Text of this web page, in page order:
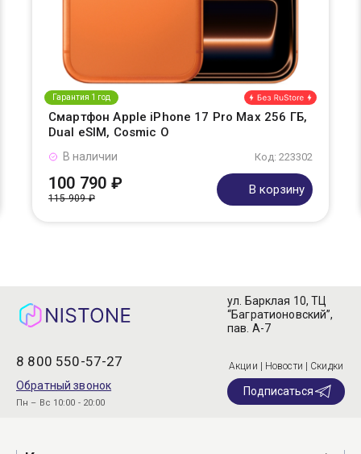
Гарантия 1 год
Смартфон Apple iPhone 17 Pro Max 256 ГБ,
Dual eSIM, Cosmic O
Код: 223302
В наличии
100 790 ₽
115 909 ₽
В корзину
8 800 550-57-27
Обратный звонок
Пн – Вс 10:00 - 20:00
ул. Барклая 10, ТЦ
“Багратионовский”,
пав. А-7
Акции | Новости | Скидки
Подписаться